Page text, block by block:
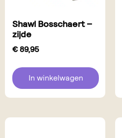
Shawl Bosschaert –
zijde
€89,95
In winkelwagen